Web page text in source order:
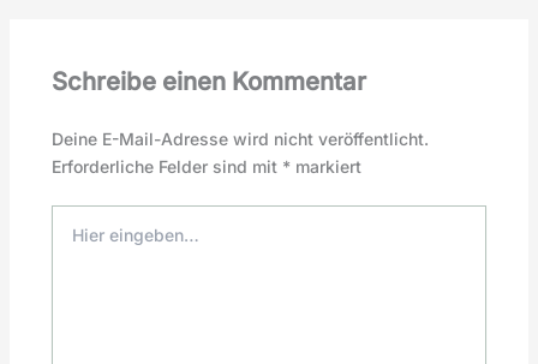
Schreibe einen Kommentar
Deine E-Mail-Adresse wird nicht veröffentlicht.
Erforderliche Felder sind mit *markiert
eingeben…